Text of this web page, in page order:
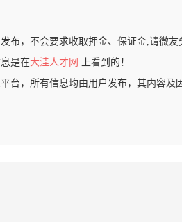
布，不会要求收取押金、保证金,请微友
是在大洼人才网
上看到的！
台，所有信息均由用户发布，其内容及